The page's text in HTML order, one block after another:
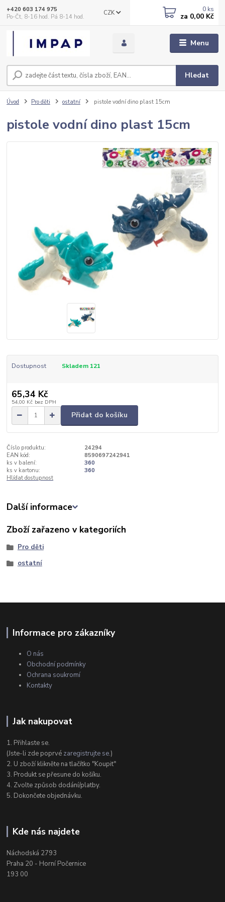
Menu
CZK
Hledat
+420 603 174 975
Po-Čt, 8-16 hod. Pá 8-14 hod.
0 ks
za 0,00 Kč
Úvod Pro děti ostatní pistole vodní dino plast 15cm
pistole vodní dino plast 15cm
Dostupnost Skladem 121
65,34 Kč
54,00 Kč bez DPH
Přidat do košíku
Číslo produktu:
24294
EAN kód:
8590697242941
ks v balení:
360
ks v kartonu:
360
Hlídat dostupnost
Další informace
Zboží zařazeno v kategoriích
Pro děti
ostatní
Informace pro zákazníky
O nás
Obchodní podmínky
Ochrana soukromí
Kontakty
Jak nakupovat
1. Přihlaste se.
(Jste-li zde poprvé zaregistrujte se.)
2. U zboží klikněte na tlačítko "Koupit"
3. Produkt se přesune do košíku.
4. Zvolte způsob dodání/platby.
5. Dokončete objednávku.
Kde nás najdete
Náchodská 2793
Praha 20 - Horní Počernice
193 00